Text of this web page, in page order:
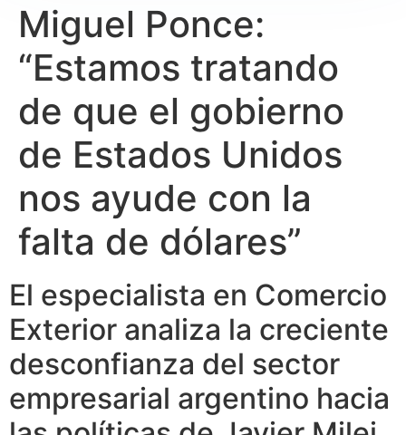
Miguel Ponce:
“Estamos tratando
de que el gobierno
de Estados Unidos
nos ayude con la
falta de dólares”
El especialista en Comercio
Exterior analiza la creciente
desconfianza del sector
empresarial argentino hacia